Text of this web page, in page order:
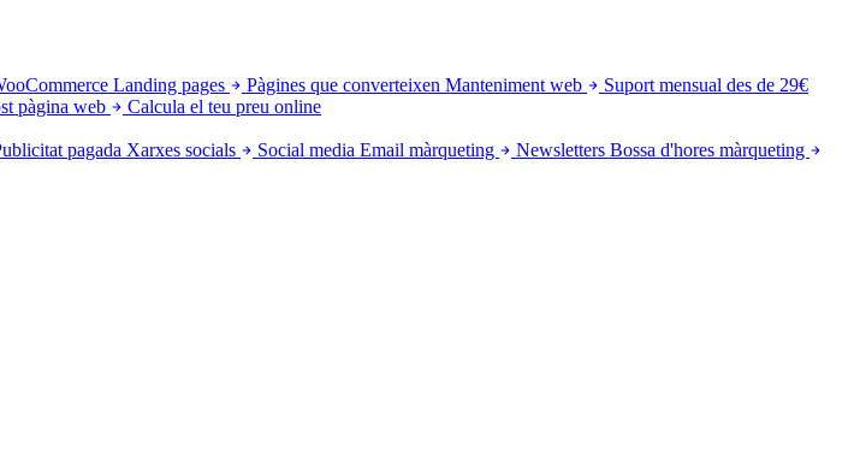
Landing pages Pàgines que converteixen Manteniment web
Suport mensual des de 29€
pàgina web
Calcula el teu preu online
pagada Xarxes socials Social media Email màrqueting Newsletters Bossa d'hores màrqueting